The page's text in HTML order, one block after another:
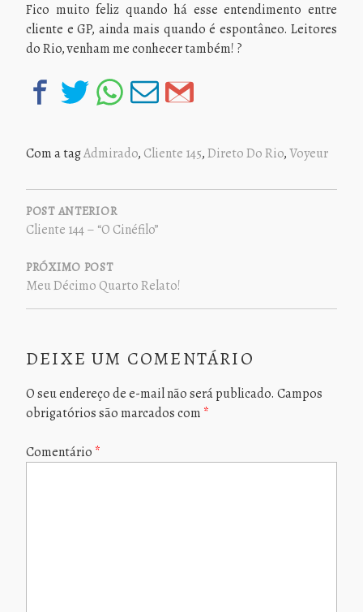
Fico muito feliz quando há esse entendimento entre
cliente e GP, ainda mais quando é espontâneo. Leitores
do Rio, venham me conhecer também! ?
Com a tagAdmirado, Cliente 145,Direto Do Rio,Voyeur
NAVEGAÇÃO
DE
POST
POST ANTERIOR
Cliente 144 – “O Cinéfilo”
PRÓXIMO POST
Meu Décimo Quarto Relato!
DEIXE UM COMENTÁRIO
O seu endereço de e-mail não será publicado. Campos
obrigatórios são marcados com *
Comentário *